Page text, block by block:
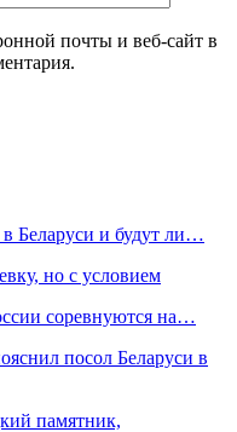
почты и веб-сайт в
Беларуси и будут ли…
но с условием
соревнуются на…
посол Беларуси в
памятник,